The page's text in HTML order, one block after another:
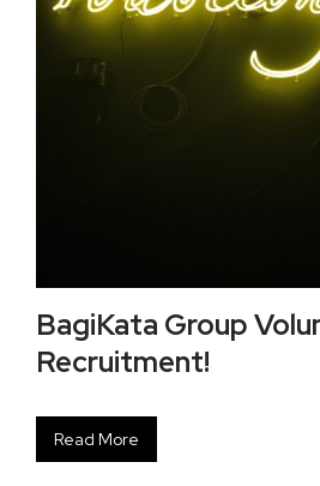
BagiKata Group
Recruitment!
Read More